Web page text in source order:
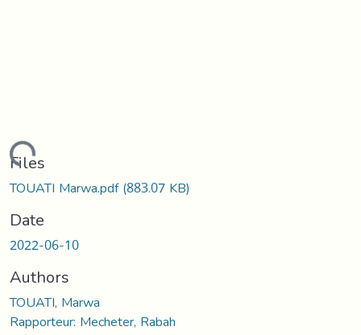
Loading...
Files
TOUATI Marwa.pdf(883.07 KB)
Date
2022-06-10
Authors
TOUATI, Marwa
Rapporteur: Mecheter, Rabah